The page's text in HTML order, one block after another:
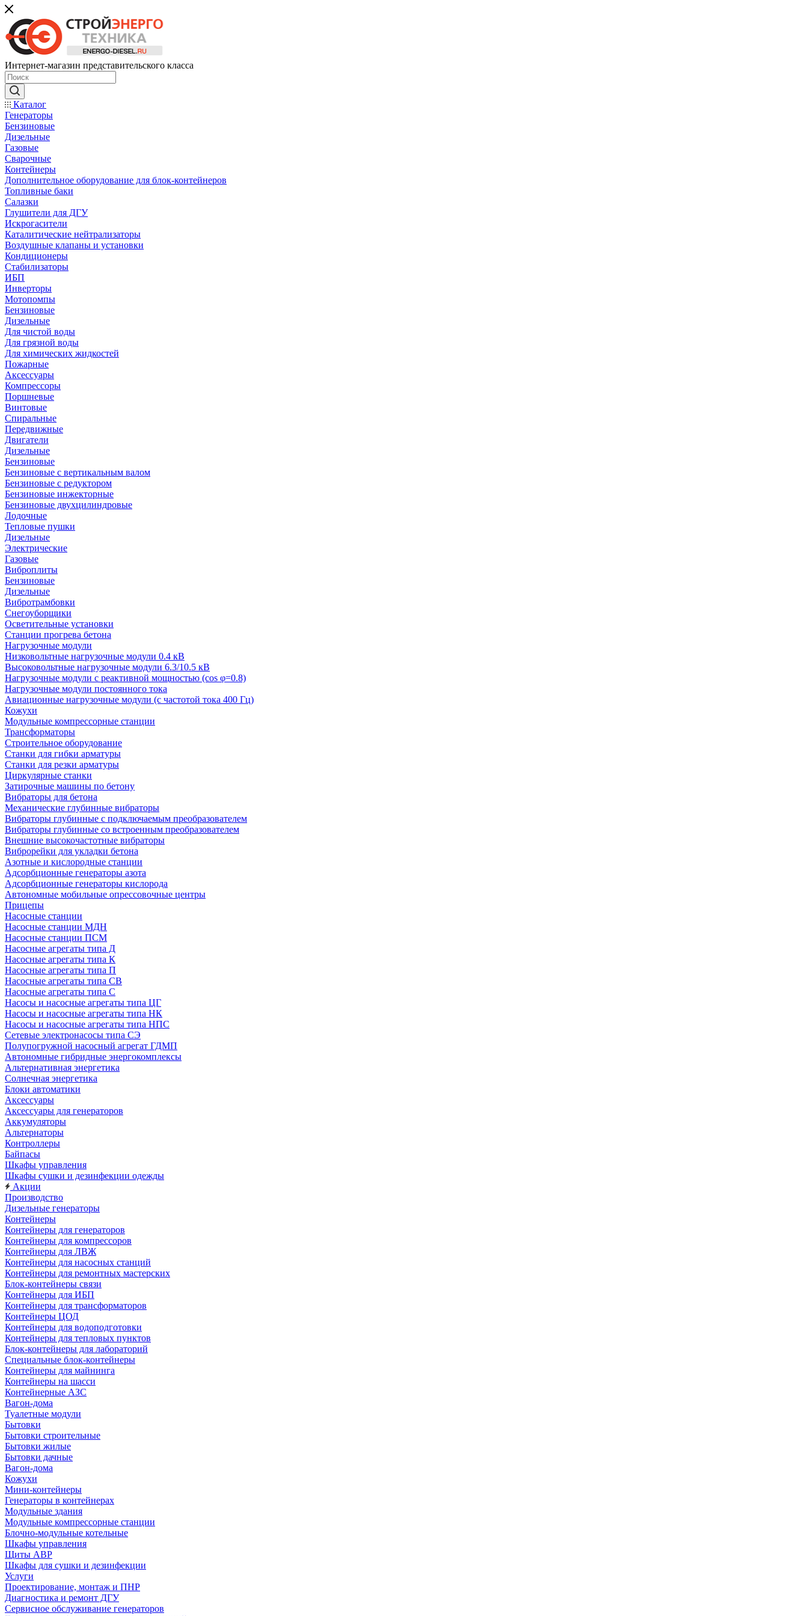
Интернет-магазин представительского класса
Каталог
Генераторы
Бензиновые
Дизельные
Газовые
Сварочные
Контейнеры
Дополнительное оборудование для блок-контейнеров
Топливные баки
Салазки
Глушители для ДГУ
Искрогасители
Каталитические нейтрализаторы
Воздушные клапаны и установки
Кондиционеры
Стабилизаторы
ИБП
Инверторы
Мотопомпы
Бензиновые
Дизельные
Для чистой воды
Для грязной воды
Для химических жидкостей
Пожарные
Аксессуары
Компрессоры
Поршневые
Винтовые
Спиральные
Передвижные
Двигатели
Дизельные
Бензиновые
Бензиновые с вертикальным валом
Бензиновые с редуктором
Бензиновые инжекторные
Бензиновые двухцилиндровые
Лодочные
Тепловые пушки
Дизельные
Электрические
Газовые
Виброплиты
Бензиновые
Дизельные
Вибротрамбовки
Снегоуборщики
Осветительные установки
Станции прогрева бетона
Нагрузочные модули
Низковольтные нагрузочные модули 0.4 кВ
Высоковольтные нагрузочные модули 6.3/10.5 кВ
Нагрузочные модули с реактивной мощностью (cos φ=0.8)
Нагрузочные модули постоянного тока
Авиационные нагрузочные модули (с частотой тока 400 Гц)
Кожухи
Модульные компрессорные станции
Трансформаторы
Строительное оборудование
Станки для гибки арматуры
Станки для резки арматуры
Циркулярные станки
Затирочные машины по бетону
Вибраторы для бетона
Механические глубинные вибраторы
Вибраторы глубинные с подключаемым преобразователем
Вибраторы глубинные со встроенным преобразователем
Внешние высокочастотные вибраторы
Виброрейки для укладки бетона
Азотные и кислородные станции
Адсорбционные генераторы азота
Адсорбционные генераторы кислорода
Автономные мобильные опрессовочные центры
Прицепы
Насосные станции
Насосные станции МДН
Насосные станции ПСМ
Насосные агрегаты типа Д
Насосные агрегаты типа К
Насосные агрегаты типа П
Насосные агрегаты типа СВ
Насосные агрегаты типа С
Насосы и насосные агрегаты типа ЦГ
Насосы и насосные агрегаты типа НК
Насосы и насосные агрегаты типа НПС
Сетевые электронасосы типа СЭ
Полупогружной насосный агрегат ГДМП
Автономные гибридные энергокомплексы
Альтернативная энергетика
Солнечная энергетика
Блоки автоматики
Аксессуары
Аксессуары для генераторов
Аккумуляторы
Альтернаторы
Контроллеры
Байпасы
Шкафы управления
Шкафы сушки и дезинфекции одежды
Акции
Производство
Дизельные генераторы
Контейнеры
Контейнеры для генераторов
Контейнеры для компрессоров
Контейнеры для ЛВЖ
Контейнеры для насосных станций
Контейнеры для ремонтных мастерских
Блок-контейнеры связи
Контейнеры для ИБП
Контейнеры для трансформаторов
Контейнеры ЦОД
Контейнеры для водоподготовки
Контейнеры для тепловых пунктов
Блок-контейнеры для лабораторий
Специальные блок-контейнеры
Контейнеры для майнинга
Контейнеры на шасси
Контейнерные АЗС
Вагон-дома
Туалетные модули
Бытовки
Бытовки строительные
Бытовки жилые
Бытовки дачные
Вагон-дома
Кожухи
Мини-контейнеры
Генераторы в контейнерах
Модульные здания
Модульные компрессорные станции
Блочно-модульные котельные
Шкафы управления
Щиты АВР
Шкафы для сушки и дезинфекции
Услуги
Проектирование, монтаж и ПНР
Диагностика и ремонт ДГУ
Сервисное обслуживание генераторов